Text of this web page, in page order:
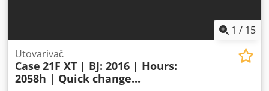
1 / 15
Utovarivač
Case 21F XT | BJ: 2016 | Hours:
2058h | Quick change...